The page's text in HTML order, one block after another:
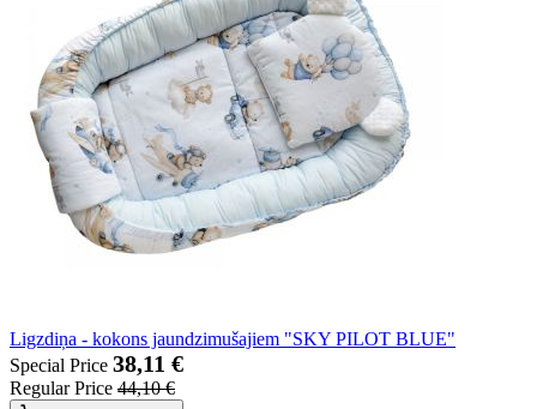
Ligzdiņa - kokons jaundzimušajiem "SKY PILOT BLUE"
Special Price 38,11 €
Regular Price 44,10 €